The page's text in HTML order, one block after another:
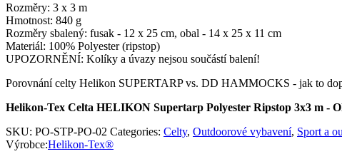
Rozměry: 3 x 3 m
Hmotnost: 840 g
Rozměry sbalený: fusak - 12 x 25 cm, obal - 14 x 25 x 11 cm
Materiál: 100% Polyester (ripstop)
UPOZORNĚNÍ: Kolíky a úvazy nejsou součástí balení!
Porovnání celty Helikon SUPERTARP vs. DD HAMMOCKS - jak to
Helikon-Tex Celta HELIKON Supertarp Polyester Ripstop 3x3 m -
SKU: PO-STP-PO-02 Categories: Celty, Outdoorové vybavení, Sport a
Výrobce:Helikon-Tex®